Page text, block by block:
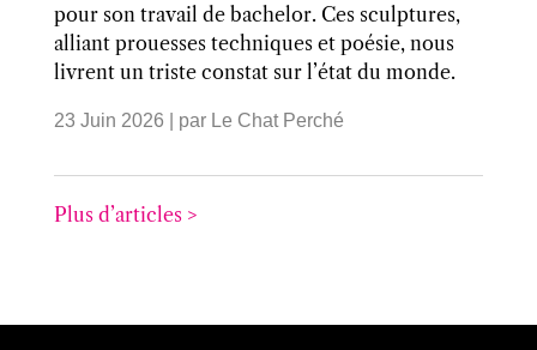
pour son travail de bachelor. Ces sculptures,
alliant prouesses techniques et poésie, nous
livrent un triste constat sur l’état du monde.
23 Juin 2026 | par Le Chat Perché
Plus d’articles >